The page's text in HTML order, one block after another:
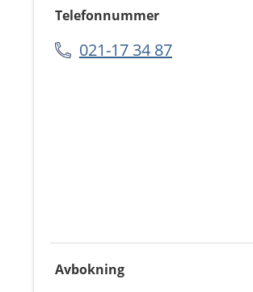
Telefonnummer
021-17 34 87
Avbokning